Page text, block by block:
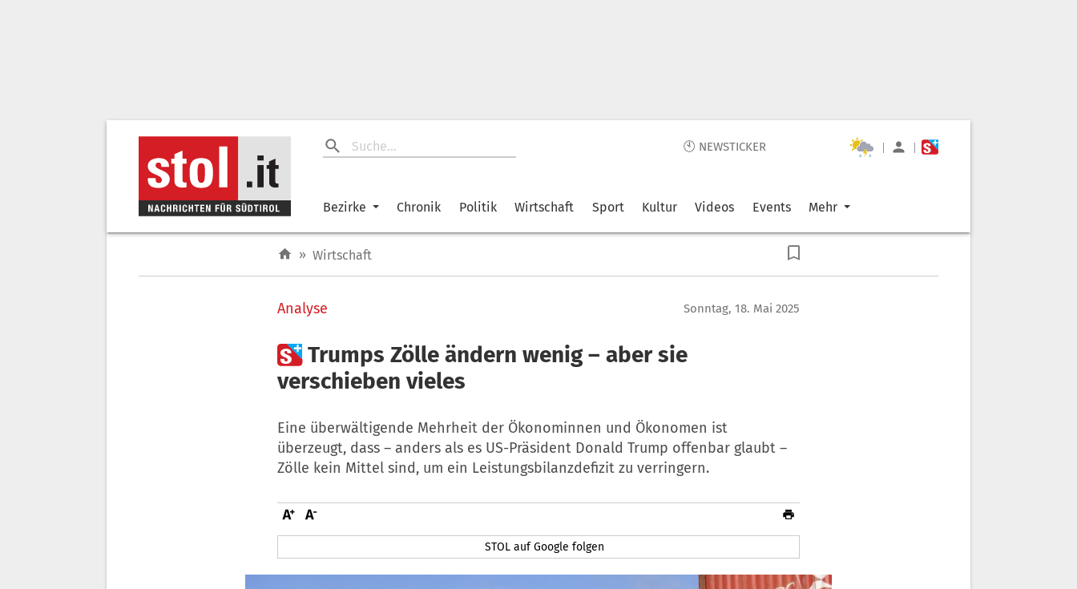
🕙 NEWSTICKER | |
Bezirke Chronik Politik Wirtschaft Sport Kultur Videos Events Mehr
» Wirtschaft
Analyse Sonntag, 18. Mai 2025
Trumps Zölle ändern wenig – aber sie
verschieben vieles
Eine überwältigende Mehrheit der Ökonominnen und Ökonomen ist
überzeugt, dass – anders als es US-Präsident Donald Trump offenbar glaubt –
Zölle kein Mittel sind, um ein Leistungsbilanzdefizit zu verringern.
STOL auf Google folgen